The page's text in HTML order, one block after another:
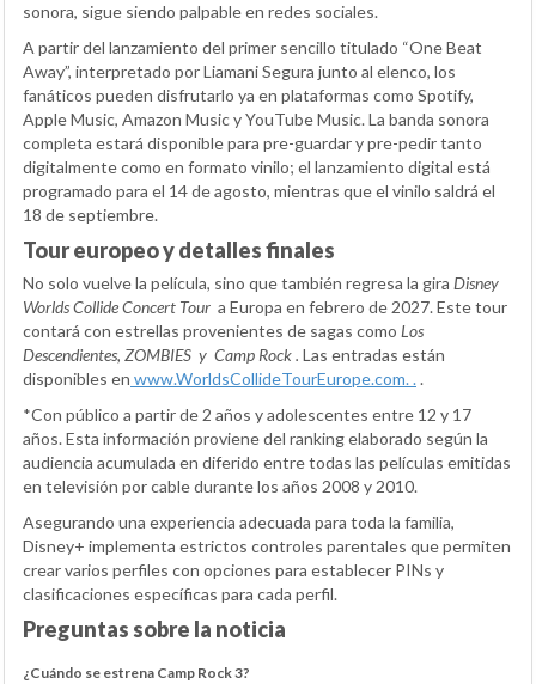
sonora, sigue siendo palpable en redes sociales.
A partir del lanzamiento del primer sencillo titulado “One Beat
Away”, interpretado por Liamani Segura junto al elenco, los
fanáticos pueden disfrutarlo ya en plataformas como Spotify,
Apple Music, Amazon Music y YouTube Music. La banda sonora
completa estará disponible para pre-guardar y pre-pedir tanto
digitalmente como en formato vinilo; el lanzamiento digital está
programado para el 14 de agosto, mientras que el vinilo saldrá el
18 de septiembre.
Tour europeo y detalles finales
No solo vuelve la película, sino que también regresa la gira Disney
Worlds Collide Concert Tour a Europa en febrero de 2027. Este tour
contará con estrellas provenientes de sagas como Los
Descendientes, ZOMBIES y Camp Rock. Las entradas están
disponibles en www.WorldsCollideTourEurope.com...
*Con público a partir de 2 años y adolescentes entre 12 y 17
años. Esta información proviene del ranking elaborado según la
audiencia acumulada en diferido entre todas las películas emitidas
en televisión por cable durante los años 2008 y 2010.
Asegurando una experiencia adecuada para toda la familia,
Disney+ implementa estrictos controles parentales que permiten
crear varios perfiles con opciones para establecer PINs y
clasificaciones específicas para cada perfil.
Preguntas sobre la noticia
¿Cuándo se estrena Camp Rock 3?